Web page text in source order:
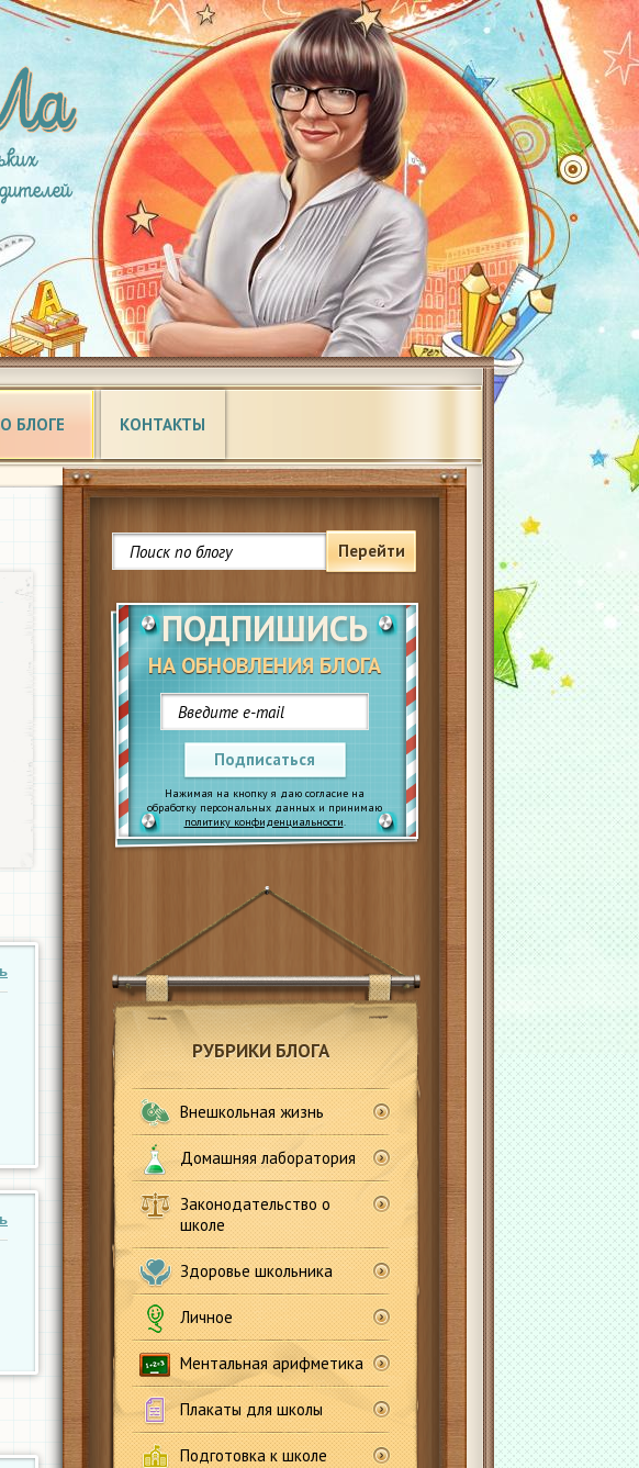
О БЛОГЕ КОНТАКТЫ
Перейти
ПОДПИШИСЬ
НА ОБНОВЛЕНИЯ БЛОГА
Подписаться
Нажимая на кнопку я даю согласие на
обработку персональных данных и принимаю
политику конфиденциальности.
РУБРИКИ БЛОГА
Внешкольная жизнь
Домашняя лаборатория
Законодательство о
школе
Здоровье школьника
Личное
Ментальная арифметика
Плакаты для школы
Подготовка к школе